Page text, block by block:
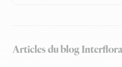
Articles du blog Interflora